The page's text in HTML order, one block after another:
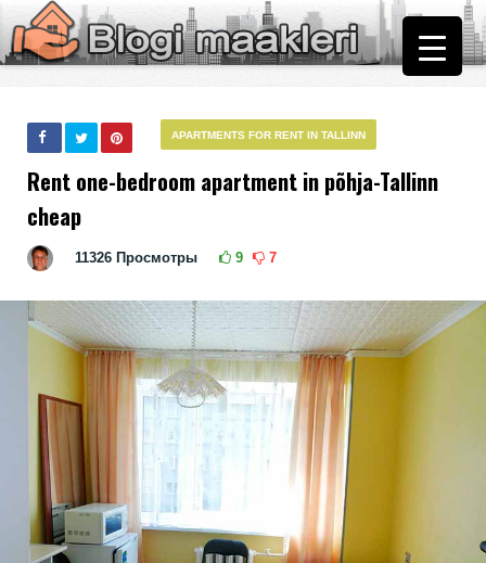
АPARTMENTS FOR RENT IN TALLINN
Rent one-bedroom apartment in põhja-Tallinn
cheap
11326 Просмотры 9 7